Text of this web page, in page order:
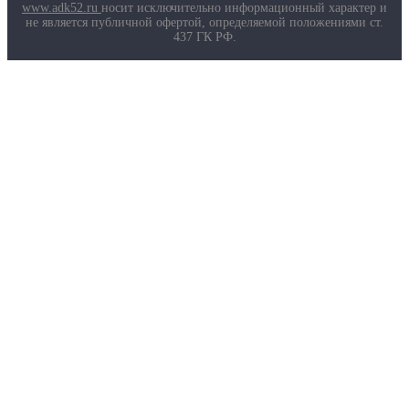
Маркировка противогазов
Основные ТР ТС, ГОСТ и ТУ
www.adk52.ru носит исключительно информационный характер и
не является публичной офертой, определяемой положениями ст.
437 ГК РФ.